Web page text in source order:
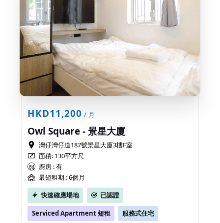
HKD11,200 / 月
Owl Square - 景星大廈
灣仔灣仔道187號景星大廈3樓F室
面積: 130平方尺
廚房 : 有
最短租期 :6個月
快速確應場地
已認證
Serviced Apartment 短租 服務式住宅